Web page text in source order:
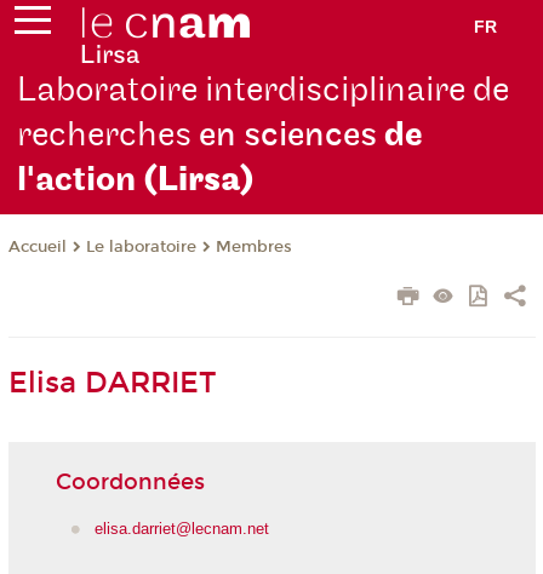
FR
Laboratoire interdisciplinaire de
recherches en sciencesde
l'action (Lirsa)
Accueil Le laboratoire Membres
Elisa DARRIET
Coordonnées
elisa.darriet@lecnam.net